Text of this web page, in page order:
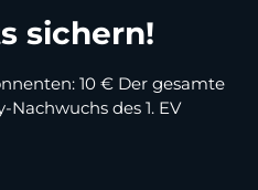
sichern!
10 € Der gesamte
des 1. EV